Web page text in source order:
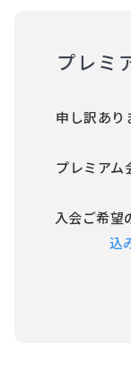
プレミ
申し訳あり
プレミアム
入会ご希望
込